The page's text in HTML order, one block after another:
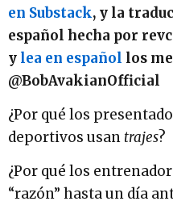
en Substack, y la
español hecha por
y lea en español los
@BobAvakianOfficial
¿Por qué los
deportivos usan trajes?
¿Por qué los
“razón” hasta un día